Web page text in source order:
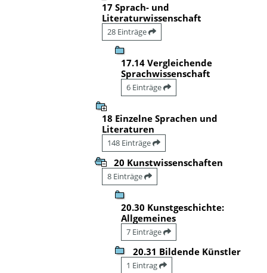
17 Sprach- und
Literaturwissenschaft
28 Einträge
17.14 Vergleichende
Sprachwissenschaft
6 Einträge
18 Einzelne Sprachen und
Literaturen
148 Einträge
20 Kunstwissenschaften
8 Einträge
20.30 Kunstgeschichte:
Allgemeines
7 Einträge
20.31 Bildende Künstler
1 Eintrag